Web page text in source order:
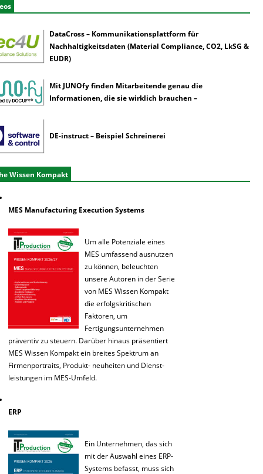
DataCross – Kommunikationsplattform für
Nachhaltigkeitsdaten (Material Compliance, CO2, LkSG &
EUDR)
Mit JUNOfy finden Mitarbeitende genau die
Informationen, die sie wirklich brauchen –
DE-instruct – Beispiel Schreinerei
Wissen Kompakt
MES Manufacturing Execution Systems
Um alle Potenziale eines
MES umfassend ausnutzen
zu können, beleuchten
unsere Autoren in der Serie
von MES Wissen Kompakt
die erfolgskritischen
Faktoren, um
Fertigungsunternehmen
präventiv zu steuern. Darüber hinaus präsentiert
MES Wissen Kompakt ein breites Spektrum an
Firmenportraits, Produkt- neuheiten und Dienst-
leistungen im MES-Umfeld.
ERP
Ein Unternehmen, das sich
mit der Auswahl eines ERP-
Systems befasst, muss sich